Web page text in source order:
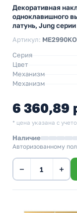
Декоративная
одноклавишного
латунь, Jung
Артикул:
Серия
Цвет
Механизм
Механизм
6 360,89
* цена указана с
Наличие
Авторизованному
− +